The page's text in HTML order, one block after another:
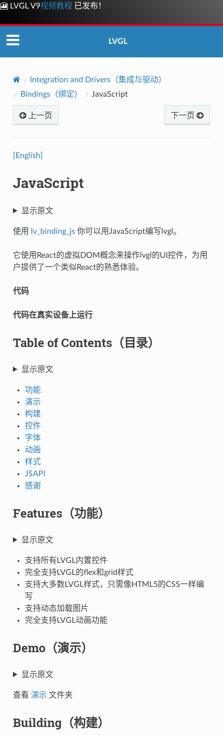
🎦 LVGL V9视频教程 已发布！
LVGL
Integration and Drivers（集成与驱动）
Bindings（绑定）
JavaScript
上一页 下一页
[English]
JavaScript
显示原文
使用 lv_binding_js你可以用JavaScript编写lvgl。
它使用React的虚拟DOM概念来操作lvgl的UI控件，为用
户提供了一个类似React的熟悉体验。
代码
代码在真实设备上运行
Table of Contents（目录）
显示原文
功能
演示
构建
控件
字体
动画
样式
JSAPI
感谢
Features（功能）
显示原文
支持所有LVGL内置控件
完全支持LVGL的flex和grid样式
支持大多数LVGL样式，只需像HTML5的CSS一样编
写
支持动态加载图片
完全支持LVGL动画功能
Demo（演示）
显示原文
查看 演示 文件夹
Building（构建）